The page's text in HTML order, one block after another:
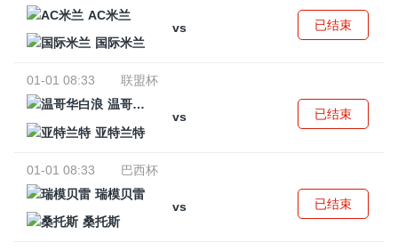
AC米兰
vs
国际米兰
已结束
01-01 08:33
联盟杯
温哥华白浪
vs
亚特兰特
已结束
01-01 08:33
巴西杯
瑞模贝雷
vs
桑托斯
已结束